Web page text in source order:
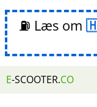
⛽ Læs om
E-SCOOTER.CO